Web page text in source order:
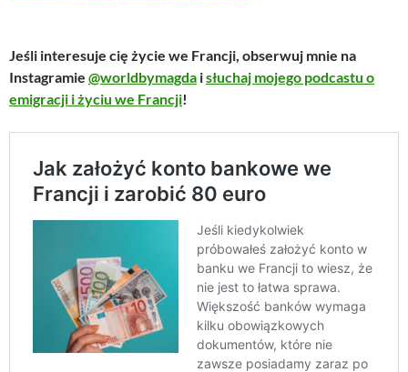
Jeśli interesuje cię życie we Francji, obserwuj mnie na
Instagramie @worldbymagda isłuchaj mojego podcastu o
emigracji i życiu we Francji!